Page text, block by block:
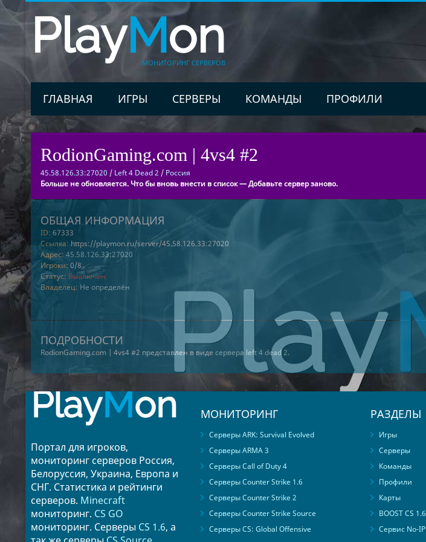
PlayMon
МОНИТОРИНГ СЕРВЕРОВ
ГЛАВНАЯ ИГРЫ СЕРВЕРЫ КОМАНДЫ ПРОФИЛИ
RodionGaming.com | 4vs4 #2
45.58.126.33:27020 / Left 4 Dead 2 / Россия
Больше не обновляется. Что бы вновь внести в список — Добавьте сервер заново.
ОБЩАЯ ИНФОРМАЦИЯ
ID: 67333
Ссылка: https://playmon.ru/server/45.58.126.33:27020
Адрес: 45.58.126.33:27020
Игроки: 0/8
Статус: Выключен
Владелец: Не определён
ПОДРОБНОСТИ
RodionGaming.com | 4vs4 #2 представлен в виде сервера left 4 dead 2.
PlayMon
Портал для игроков,
мониторинг серверов Россия,
Белоруссия, Украина, Европа и
СНГ. Статистика и рейтинги
серверов. Minecraft
мониторинг. CS GO
мониторинг. Серверы CS 1.6, а
МОНИТОРИНГ
Серверы ARK: Survival Evolved
Серверы ARMA 3
Серверы Call of Duty 4
Серверы Counter Strike 1.6
Серверы Counter Strike 2
Серверы Counter Strike Source
Серверы CS: Global Offensive
РАЗДЕЛЫ
Игры
Серверы
Команды
Профили
Карты
BOOST CS 1.6
Сервис No-IP